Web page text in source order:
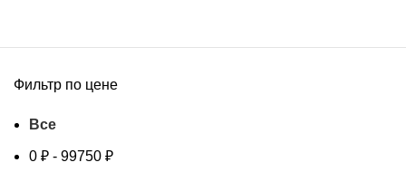
Фильтр по цене
Все
0 ₽ - 99750 ₽